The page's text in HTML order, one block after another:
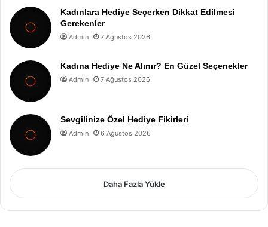
Kadınlara Hediye Seçerken Dikkat Edilmesi
Gerekenler
Admin 7 Ağustos 2026
Kadına Hediye Ne Alınır? En Güzel Seçenekler
Admin 7 Ağustos 2026
Sevgilinize Özel Hediye Fikirleri
Admin 6 Ağustos 2026
Daha Fazla Yükle